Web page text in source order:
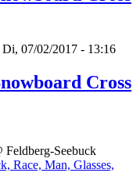
Di, 07/02/2017 - 13:16
Cross
Feldberg-Seebuck